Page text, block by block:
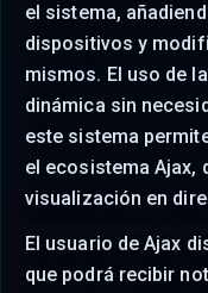
el sistema,
dispositivos y
mismos. El uso de
dinámica sin
este sistema
el ecosistema Ajax,
visualización en
El usuario de Ajax
que podrá recibir